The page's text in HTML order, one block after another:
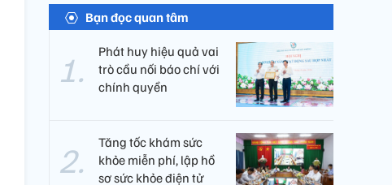
Bạn đọc quan tâm
Phát huy hiệu quả vai
trò cầu nối báo chí với
chính quyền
Tăng tốc khám sức
khỏe miễn phí, lập hồ
sơ sức khỏe điện tử